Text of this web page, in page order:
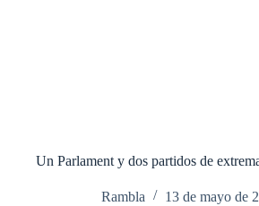
Un Parlament y dos partidos de
Rambla 13 de mayo de